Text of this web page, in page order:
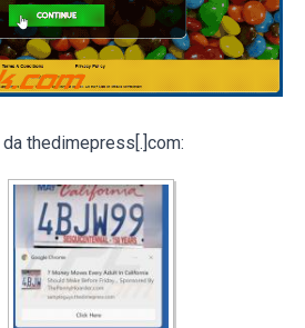
thedimepress[.]com: